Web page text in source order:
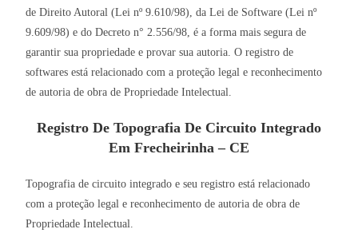
de Direito Autoral (Lei nº 9.610/98), da Lei de Software (Lei nº
9.609/98) e do Decreto n° 2.556/98, é a forma mais segura de
garantir sua propriedade e provar sua autoria. O registro de
softwares está relacionado com a proteção legal e reconhecimento
de autoria de obra de Propriedade Intelectual.
Registro De Topografia De Circuito Integrado
Em Frecheirinha – CE
Topografia de circuito integrado e seu registro está relacionado
com a proteção legal e reconhecimento de autoria de obra de
Propriedade Intelectual.